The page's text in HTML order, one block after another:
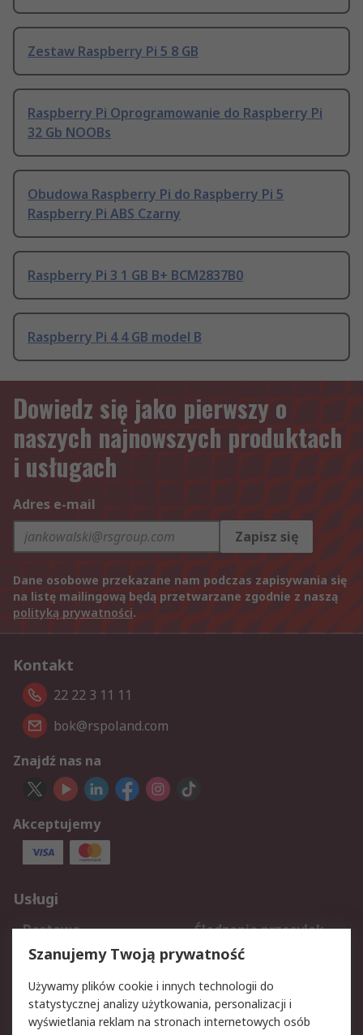
Zestaw Raspberry Pi 5 8 GB
Raspberry Pi Oprogramowanie do Raspberry Pi
32 Gb NOOBs
Obudowa Raspberry Pi do Raspberry Pi 5
Raspberry Pi ABS Czarny
Raspberry Pi 3 1 GB B+ BCM2837B0
Raspberry Pi 4 4 GB model B
Dowiedz się jako pierwszy o
naszych najnowszych produktach
i usługach
Adres e-mail
Zapisz się
Dane osobowe przekazane nam podczas zapisywania się
na listę mailingową będą przetwarzane zgodnie z naszą
polityką prywatności.
Kontakt
22 22 3 11 11
bok@rspoland.com
Znajdź nas na
Akceptujemy
Usługi
Dostawa
Śledzenie przesyłek
Reklamacje i zwroty
Rejestracja
Aspekty prawne
Szanujemy Twoją prywatność
Używamy plików cookie i innych technologii do
statystycznej analizy użytkowania, personalizacji i
wyświetlania reklam na stronach internetowych osób